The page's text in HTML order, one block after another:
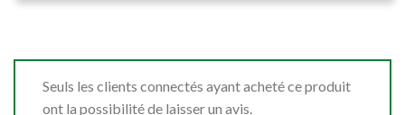
Seuls les clients connectés ayant acheté ce produit
ont la possibilité de laisser un avis.